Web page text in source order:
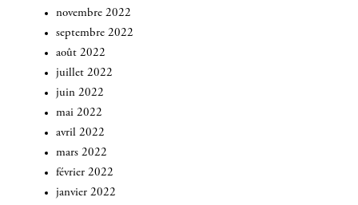
novembre 2022
septembre 2022
août 2022
juillet 2022
juin 2022
mai 2022
avril 2022
mars 2022
février 2022
janvier 2022
INSCRIVEZ-VOUS